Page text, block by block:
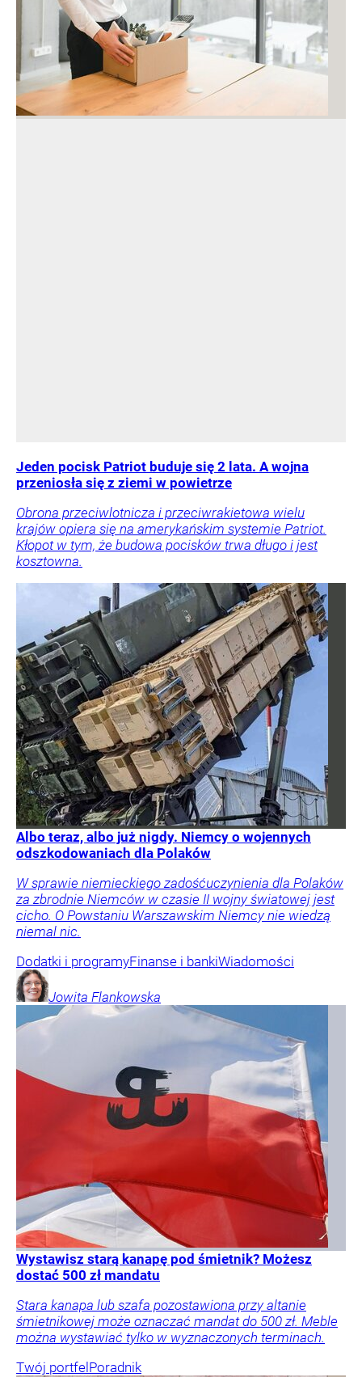
Jeden pocisk Patriot buduje się 2 lata. A wojna
przeniosła się z ziemi w powietrze
Obrona przeciwlotnicza i przeciwrakietowa wielu
krajów opiera się na amerykańskim systemie Patriot.
Kłopot w tym, że budowa pocisków trwa długo i jest
kosztowna.
Albo teraz, albo już nigdy. Niemcy o wojennych
odszkodowaniach dla Polaków
W sprawie niemieckiego zadośćuczynienia dla Polaków
za zbrodnie Niemców w czasie II wojny światowej jest
cicho. O Powstaniu Warszawskim Niemcy nie wiedzą
niemal nic.
Dodatki i programyFinanse i bankiWiadomości
Jowita Flankowska
Wystawisz starą kanapę pod śmietnik? Możesz
dostać 500 zł mandatu
Stara kanapa lub szafa pozostawiona przy altanie
śmietnikowej może oznaczać mandat do 500 zł. Meble
można wystawiać tylko w wyznaczonych terminach.
Twój portfel Poradnik